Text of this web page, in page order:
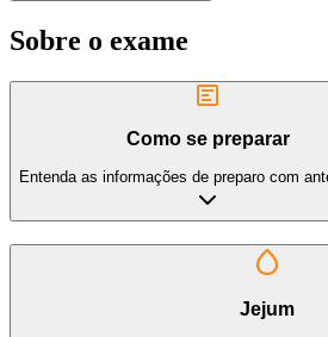
Sobre o exame
Como se preparar
Entenda as informações de preparo com
Jejum